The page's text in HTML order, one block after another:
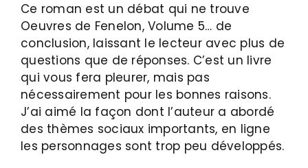
Ce roman est un débat qui ne trouve
Oeuvres de Fenelon, Volume 5… de
conclusion, laissant le lecteur avec plus de
questions que de réponses. C’est un livre
qui vous fera pleurer, mais pas
nécessairement pour les bonnes raisons.
J’ai aimé la façon dont l’auteur a abordé
des thèmes sociaux importants, en ligne
les personnages sont trop peu développés.